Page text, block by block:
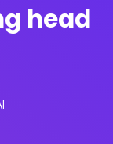
head